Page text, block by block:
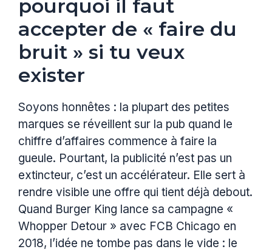
pourquoi il faut
accepter de « faire du
bruit » si tu veux
exister
Soyons honnêtes : la plupart des petites
marques se réveillent sur la pub quand le
chiffre d’affaires commence à faire la
gueule. Pourtant, la publicité n’est pas un
extincteur, c’est un accélérateur. Elle sert à
rendre visible une offre qui tient déjà debout.
Quand Burger King lance sa campagne «
Whopper Detour » avec FCB Chicago en
2018, l’idée ne tombe pas dans le vide : le